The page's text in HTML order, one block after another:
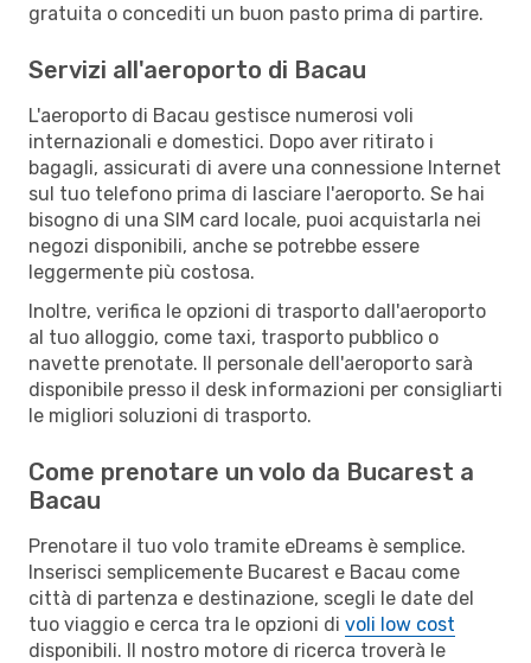
gratuita o concediti un buon pasto prima di partire.
Servizi all'aeroporto di Bacau
L'aeroporto di Bacau gestisce numerosi voli
internazionali e domestici. Dopo aver ritirato i
bagagli, assicurati di avere una connessione Internet
sul tuo telefono prima di lasciare l'aeroporto. Se hai
bisogno di una SIM card locale, puoi acquistarla nei
negozi disponibili, anche se potrebbe essere
leggermente più costosa.
Inoltre, verifica le opzioni di trasporto dall'aeroporto
al tuo alloggio, come taxi, trasporto pubblico o
navette prenotate. Il personale dell'aeroporto sarà
disponibile presso il desk informazioni per consigliarti
le migliori soluzioni di trasporto.
Come prenotare un volo da Bucarest a
Bacau
Prenotare il tuo volo tramite eDreams è semplice.
Inserisci semplicemente Bucarest e Bacau come
città di partenza e destinazione, scegli le date del
tuo viaggio e cerca tra le opzioni di voli low cost
disponibili. Il nostro motore di ricerca troverà le